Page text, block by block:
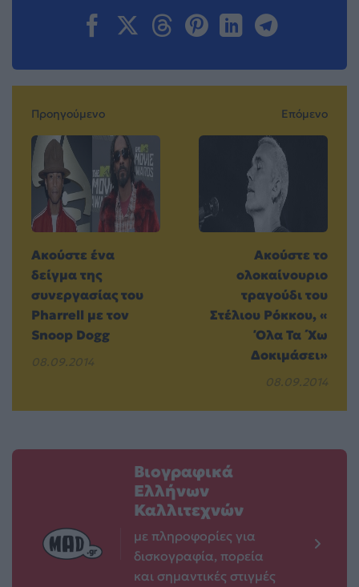
Προηγούμενο
Ακούστε ένα
δείγμα της
συνεργασίας του
Pharrell με τον
Snoop Dogg
08.09.2014
Επόμενο
Ακούστε το
ολοκαίνουριο
τραγούδι του
Στέλιου Ρόκκου, «
Όλα Τα ΄Χω
Δοκιμάσει»
08.09.2014
Βιογραφικά
Ελλήνων
Καλλιτεχνών
με πληροφορίες για
δισκογραφία, πορεία
και σημαντικές στιγμές